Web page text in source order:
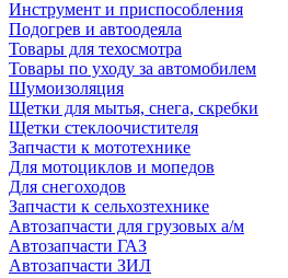
Инструмент и приспособления
Подогрев и автоодеяла
Товары для техосмотра
Товары по уходу за автомобилем
Шумоизоляция
Щетки для мытья, снега, скребки
Щетки стеклоочистителя
Запчасти к мототехнике
Для мотоциклов и мопедов
Для снегоходов
Запчасти к сельхозтехнике
Автозапчасти для грузовых а/м
Автозапчасти ГАЗ
Автозапчасти ЗИЛ